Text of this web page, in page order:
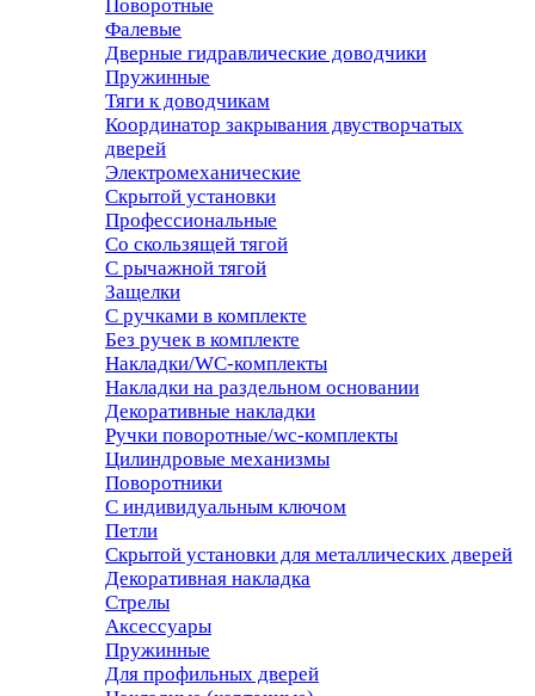
Поворотные
Фалевые
Дверные гидравлические доводчики
Пружинные
Тяги к доводчикам
Координатор закрывания двустворчатых
дверей
Электромеханические
Скрытой установки
Профессиональные
Со скользящей тягой
С рычажной тягой
Защелки
С ручками в комплекте
Без ручек в комплекте
Накладки/WC-комплекты
Накладки на раздельном основании
Декоративные накладки
Ручки поворотные/wc-комплекты
Цилиндровые механизмы
Поворотники
С индивидуальным ключом
Петли
Скрытой установки для металлических дверей
Декоративная накладка
Стрелы
Аксессуары
Пружинные
Для профильных дверей